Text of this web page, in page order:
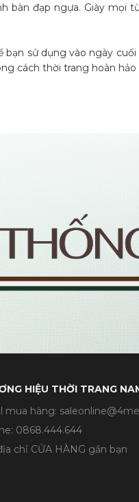
bàn đạp ngựa. Giày
sử dụng vào ngày
cách thời trang hoàn
HIỆU THỜI TRANG
mua hàng:
0868.444.644
chỉ CỬA HÀNG gần bạn